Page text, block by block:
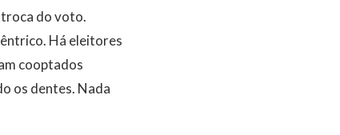
troca do voto.
Há eleitores
cooptados
os dentes. Nada